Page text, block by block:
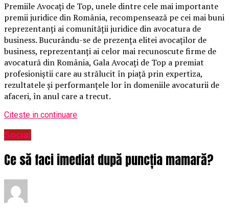
Premiile Avocați de Top, unele dintre cele mai importante
premii juridice din România, recompensează pe cei mai buni
reprezentanți ai comunității juridice din avocatura de
business. Bucurându-se de prezența elitei avocaților de
business, reprezentanți ai celor mai recunoscute firme de
avocatură din România, Gala Avocați de Top a premiat
profesioniștii care au strălucit în piață prin expertiza,
rezultatele și performanțele lor în domeniile avocaturii de
afaceri, în anul care a trecut.
Citeste in continuare
Social
Ce să faci imediat după puncția mamară?